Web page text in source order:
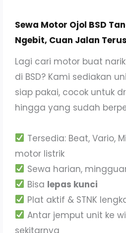
Sewa Motor Ojol BSD
Ngebit, Cuan Jalan
Lagi cari motor buat
di BSD? Kami sediakan
siap pakai, cocok untuk
hingga yang sudah
Tersedia: Beat, Vario,
motor listrik
Sewa harian,
Bisa lepas kunci
Plat aktif & STNK
Antar jemput unit ke
sekitarnya